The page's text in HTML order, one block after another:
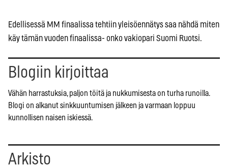
Edellisessä MM finaalissa tehtiin yleisöennätys saa nähdä miten
käy tämän vuoden finaalissa- onko vakiopari Suomi Ruotsi.
Blogiin kirjoittaa
Vähän harrastuksia, paljon töitä ja nukkumisesta on turha runoilla.
Blogi on alkanut sinkkuuntumisen jälkeen ja varmaan loppuu
kunnollisen naisen iskiessä.
Arkisto